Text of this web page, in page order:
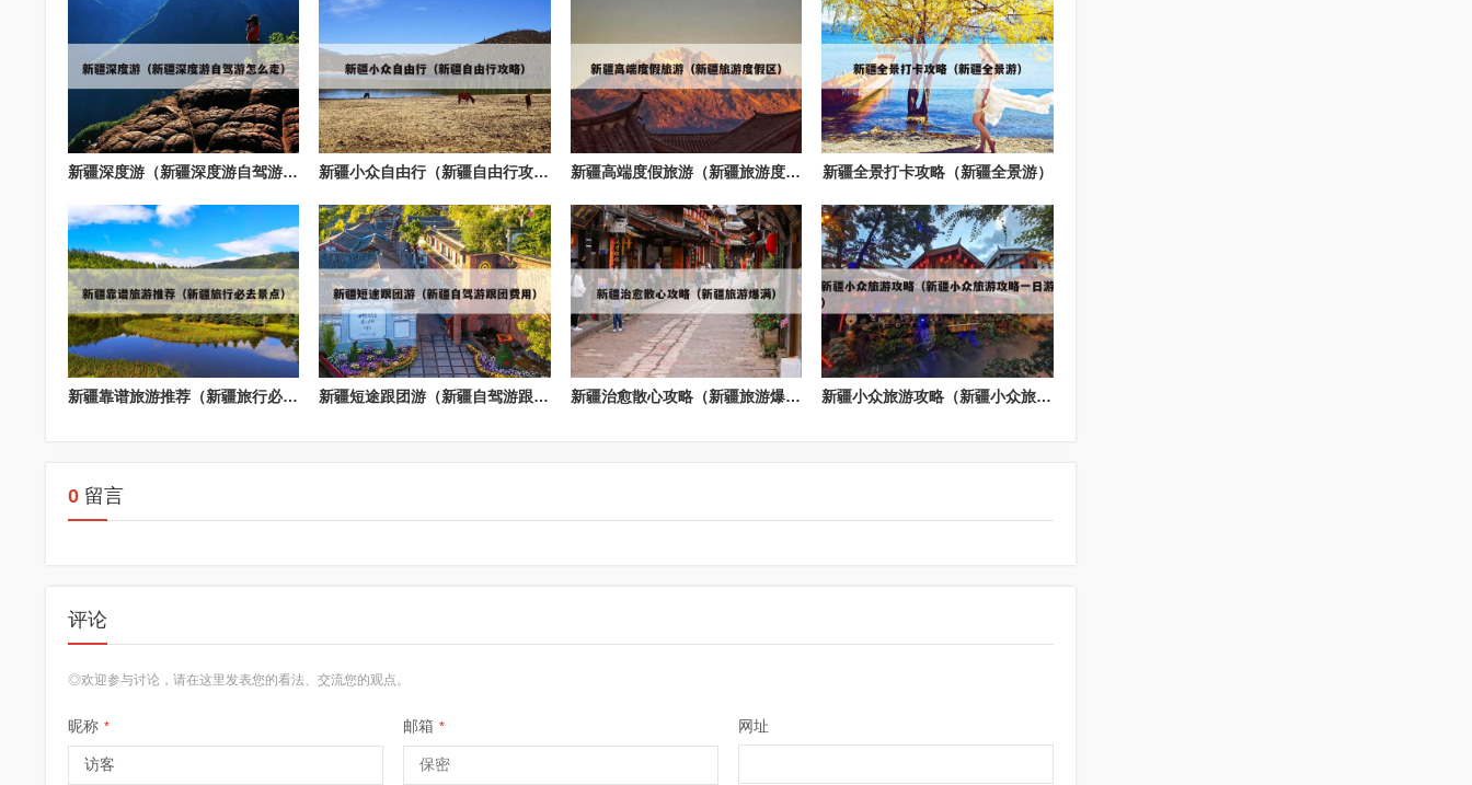
新疆深度游（新疆深度游自驾游怎么走） 新疆小众自由行（新疆自由行攻略） 新疆高端度假旅游（新疆旅游度假区） 新疆全景打卡攻略（新疆全景游）
新疆靠谱旅游推荐（新疆旅行必去景点） 新疆短途跟团游（新疆自驾游跟团费用） 新疆治愈散心攻略（新疆旅游爆满） 新疆小众旅游攻略（新疆小众旅游攻略一日游）
0 留言
评论
◎欢迎参与讨论，请在这里发表您的看法、交流您的观点。
昵称 * 邮箱 * 网址